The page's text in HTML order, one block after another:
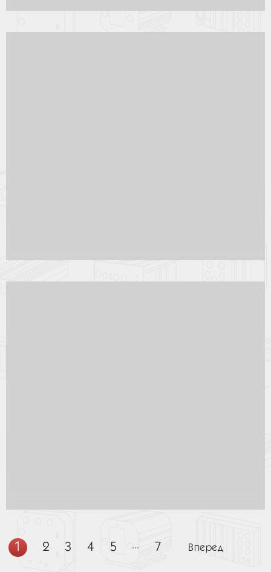
1 2 3 4 5 ... 7 Вперед